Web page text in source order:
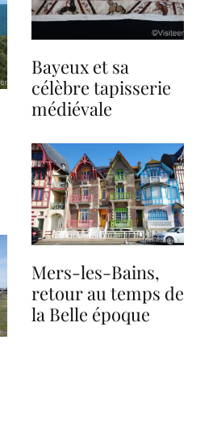
Bayeux et sa
célèbre tapisserie
médiévale
Mers-les-Bains,
retour au temps de
la Belle époque